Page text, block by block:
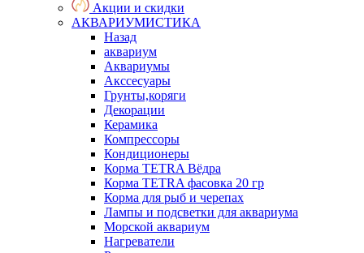
Акции и скидки
АКВАРИУМИСТИКА
Назад
аквариум
Аквариумы
Акссесуары
Грунты,коряги
Декорации
Керамика
Компрессоры
Кондиционеры
Корма TETRA Вёдра
Корма TETRA фасовка 20 гр
Корма для рыб и черепах
Лампы и подсветки для аквариума
Морской аквариум
Нагреватели